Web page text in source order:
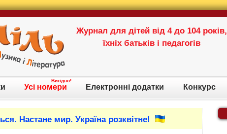
Журнал для дітей від 4 до 104 років,
їхніх батьків і педагогів
Усі номери
Вигідно!
Електронні додатки Конкурс
Настане мир. Україна розквітне!